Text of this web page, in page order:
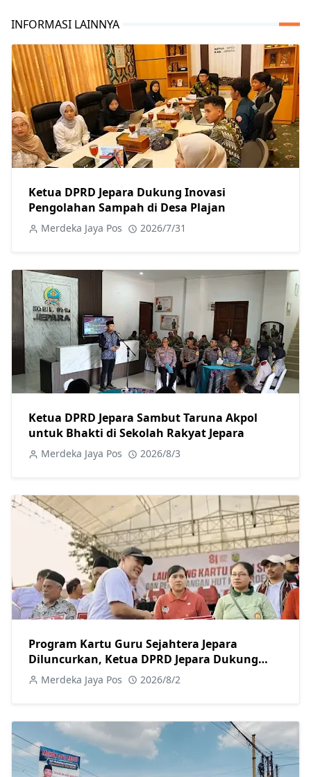
INFORMASI LAINNYA
Ketua DPRD Jepara Dukung Inovasi
Pengolahan Sampah di Desa Plajan
Merdeka Jaya Pos 2026/7/31
Ketua DPRD Jepara Sambut Taruna Akpol
untuk Bhakti di Sekolah Rakyat Jepara
Merdeka Jaya Pos 2026/8/3
Program Kartu Guru Sejahtera Jepara
Diluncurkan, Ketua DPRD Jepara Dukung
Kesejahteraan Guru
Merdeka Jaya Pos 2026/8/2